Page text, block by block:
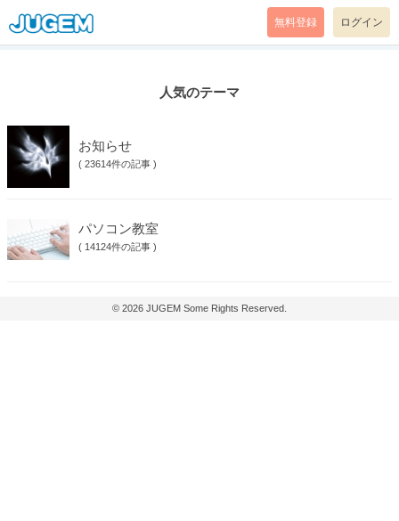
無料登録 ログイン
人気のテーマ
お知らせ
( 23614件の記事 )
パソコン教室
( 14124件の記事 )
© 2026 JUGEM Some Rights Reserved.